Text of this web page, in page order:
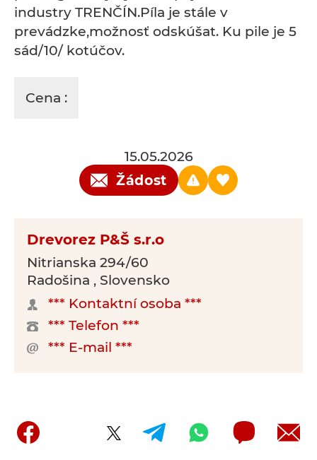
industry TRENČÍN.Píla je stále v
prevádzke,možnosť odskúšat. Ku pile je 5
sád/10/ kotúčov.
Cena :
15.05.2026
Žádost
Drevorez P&Š s.r.o
Nitrianska 294/60
Radošina , Slovensko
*** Kontaktní osoba ***
*** Telefon ***
*** E-mail ***